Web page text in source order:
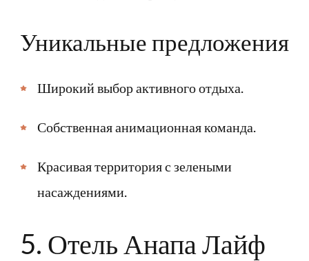
Уникальные предложения
Широкий выбор активного отдыха.
Собственная анимационная команда.
Красивая территория с зелеными
насаждениями.
5. Отель Анапа Лайф